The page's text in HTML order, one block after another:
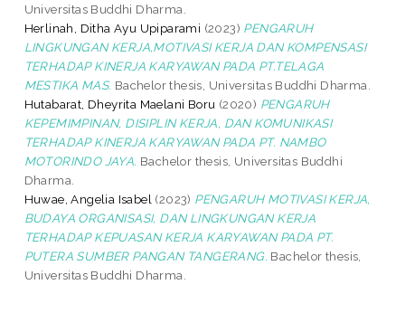
Universitas Buddhi Dharma.
Herlinah, Ditha Ayu Upiparami (2023) PENGARUH
LINGKUNGAN KERJA,MOTIVASI KERJA DAN KOMPENSASI
TERHADAP KINERJA KARYAWAN PADA PT.TELAGA
MESTIKA MAS. Bachelor thesis, Universitas Buddhi Dharma.
Hutabarat, Dheyrita Maelani Boru (2020) PENGARUH
KEPEMIMPINAN, DISIPLIN KERJA, DAN KOMUNIKASI
TERHADAP KINERJA KARYAWAN PADA PT. NAMBO
MOTORINDO JAYA. Bachelor thesis, Universitas Buddhi
Dharma.
Huwae, Angelia Isabel (2023) PENGARUH MOTIVASI KERJA,
BUDAYA ORGANISASI, DAN LINGKUNGAN KERJA
TERHADAP KEPUASAN KERJA KARYAWAN PADA PT.
PUTERA SUMBER PANGAN TANGERANG. Bachelor thesis,
Universitas Buddhi Dharma.